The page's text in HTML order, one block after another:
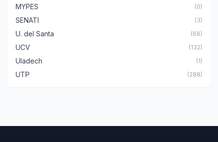
MYPES (0)
SENATI (3)
U. del Santa (66)
UCV (132)
Uladech (1)
UTP (288)